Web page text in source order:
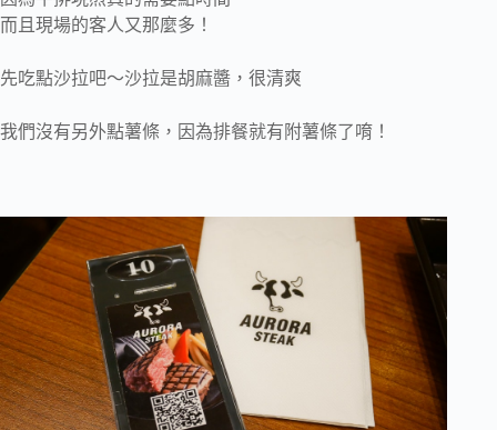
而且現場的客人又那麼多！
先吃點沙拉吧～沙拉是胡麻醬，很清爽
我們沒有另外點薯條，因為排餐就有附薯條了唷！